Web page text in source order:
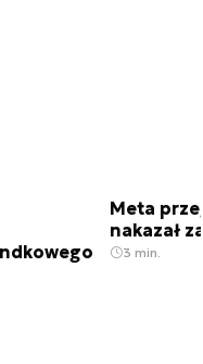
Meta
nakazał
3 min.